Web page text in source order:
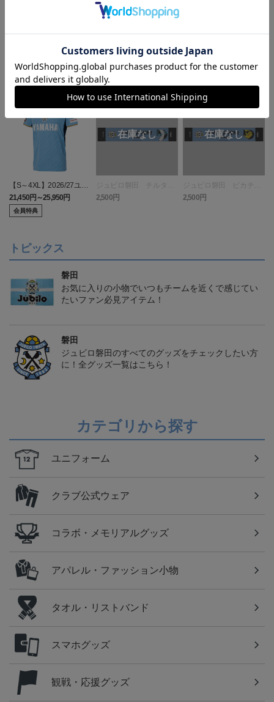
【S～4XL】2026/27ユニ
フォーム オーセンティッ
クモデル:FP1st
21,450円～25,950円
会員特典
ジュビロ磐田 チルタリ
ス タオルマフラー
2,500円
ジュビロ磐田 ピカチュ
ウ タオルマフラー
2,500円
トピックス
磐田
お気に入りの小物でいつもチームを近くで感じてい
たいファン必見アイテム！
磐田
ジュビロ磐田のすべてのグッズをチェックしたい方
に！全グッズ一覧はこちら！
カテゴリから探す
ユニフォーム
クラブ公式ウェア
コラボ・メモリアルグッズ
アパレル・ファッション小物
タオル・リストバンド
スマホグッズ
観戦・応援グッズ